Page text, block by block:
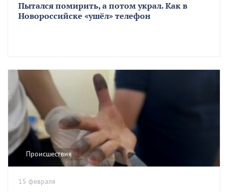
Пытался помирить, а потом украл. Как в
Новороссийске «ушёл» телефон
Происшествия
15 февраля